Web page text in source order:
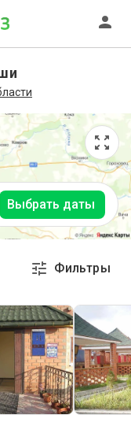
Выбрать даты
Фильтры